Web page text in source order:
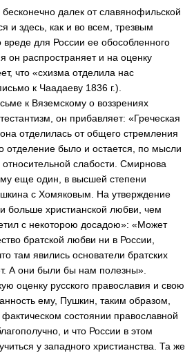
далек от славянофильской
и здесь, как и во всем, трезвым
для России ее обособленного
он распространяет и на оценку
что «схизма отделила нас
к Чаадаеву 1836 г.).
к Вяземскому о воззрениях
он прибавляет: «Греческая
отделилась от общего стремления
отделение было и остается, по мысли
слабости. Смирнова
еще один, в высшей степени
с Хомяковым. На утверждение
больше христианской любви, чем
с некоторою досадою»: «Может
братской любви ни в России,
там явились основатели братских
А они были бы нам полезны».
оценку русского православия и свою
ему, Пушкин, таким образом,
состоянии православной
и что России в этом
у западного христианства. Та же